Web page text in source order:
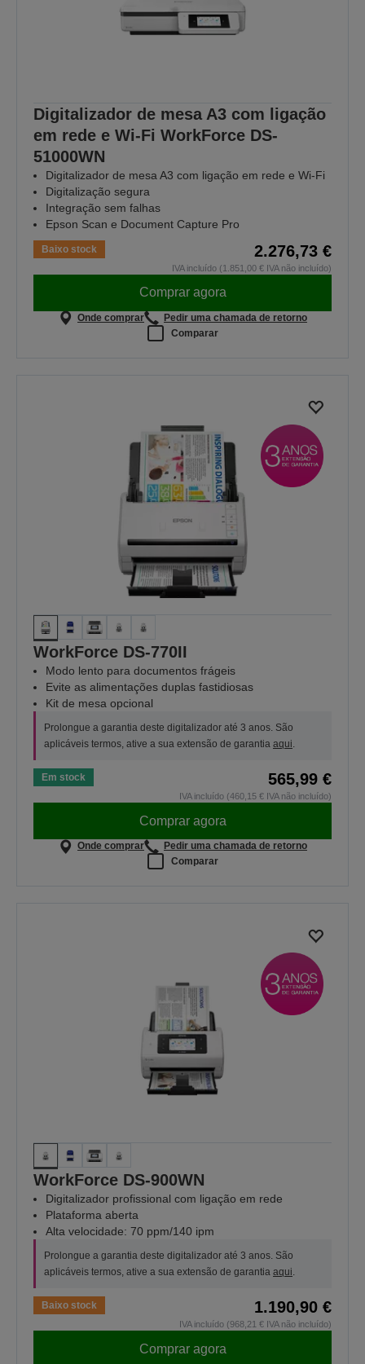
Digitalizador de mesa A3 com ligação
em rede e Wi-Fi WorkForce DS-
51000WN
Digitalizador de mesa A3 com ligação em rede e Wi-Fi
Digitalização segura
Integração sem falhas
Epson Scan e Document Capture Pro
Baixo stock 2.276,73 €
IVA incluído (1.851,00 € IVA não incluído)
Comprar agora
Onde comprar
Pedir uma chamada de retorno
Comparar
WorkForce DS-770II
Modo lento para documentos frágeis
Evite as alimentações duplas fastidiosas
Kit de mesa opcional
Prolongue a garantia deste digitalizador até 3 anos. São
aplicáveis termos, ative a sua extensão de garantia aqui.
Em stock 565,99 €
IVA incluído (460,15 € IVA não incluído)
Comprar agora
Onde comprar
Pedir uma chamada de retorno
Comparar
WorkForce DS-900WN
Digitalizador profissional com ligação em rede
Plataforma aberta
Alta velocidade: 70 ppm/140 ipm
Prolongue a garantia deste digitalizador até 3 anos. São
aplicáveis termos, ative a sua extensão de garantia aqui.
Baixo stock 1.190,90 €
IVA incluído (968,21 € IVA não incluído)
Comprar agora